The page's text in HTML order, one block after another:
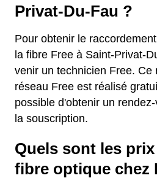
Privat-Du-Fau ?
Pour obtenir le
la fibre Free à Saint-Privat-
venir un technicien Free. Ce
réseau Free est réalisé
possible d'obtenir un
la souscription.
Quels sont les
fibre optique chez